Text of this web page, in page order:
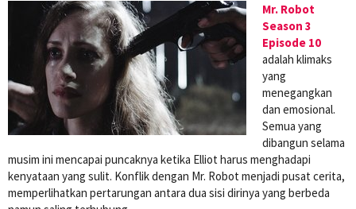
Mr. Robot
Season 3
Episode 10
adalah klimaks
yang
menegangkan
dan emosional.
Semua yang
dibangun selama
musim ini mencapai puncaknya ketika Elliot harus menghadapi
kenyataan yang sulit. Konflik dengan Mr. Robot menjadi pusat cerita,
memperlihatkan pertarungan antara dua sisi dirinya yang berbeda